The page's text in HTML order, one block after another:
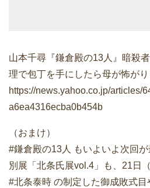
山本千尋『鎌倉殿の13人』暗殺
理で包丁を手にしたら母が怖がり
https://news.yahoo.co.jp/articles/
a6ea4316ecba0b454b
（おまけ）
#鎌倉殿の13人 もいよいよ次回
別展「北条氏展vol.4」も、21日
#北条泰時 の制定した御成敗式